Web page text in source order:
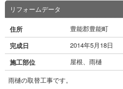
リフォームデータ
住所
豊能郡豊能町
完成日
2014年5月18日
施工部位
屋根、雨樋
雨樋の取替工事です。